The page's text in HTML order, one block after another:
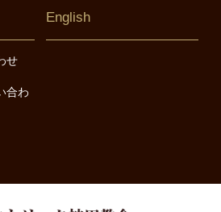
せ
合わ
English